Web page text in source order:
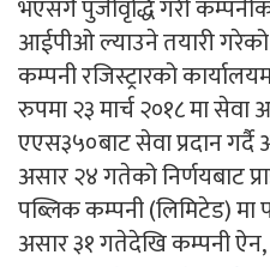
भएसँगै पुँजीवृद्धि गरी
आईपीओ ल्याउने तयारी
कम्पनी रजिस्ट्रारको
रुपमा २३ मार्च २०१८ मा
एएस३५०बाट सेवा प्रदान
असार २४ गतेको निर्णयबाट
पब्लिक कम्पनी (लिमिटेड)
असार ३१ गतेदेखि कम्पनी ऐन,